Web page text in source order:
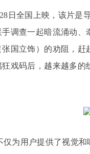
日全国上映，该片是
调查一起暗流涌动
国立饰）的劝阻，
戏码后，越来越多
为用户提供了视觉